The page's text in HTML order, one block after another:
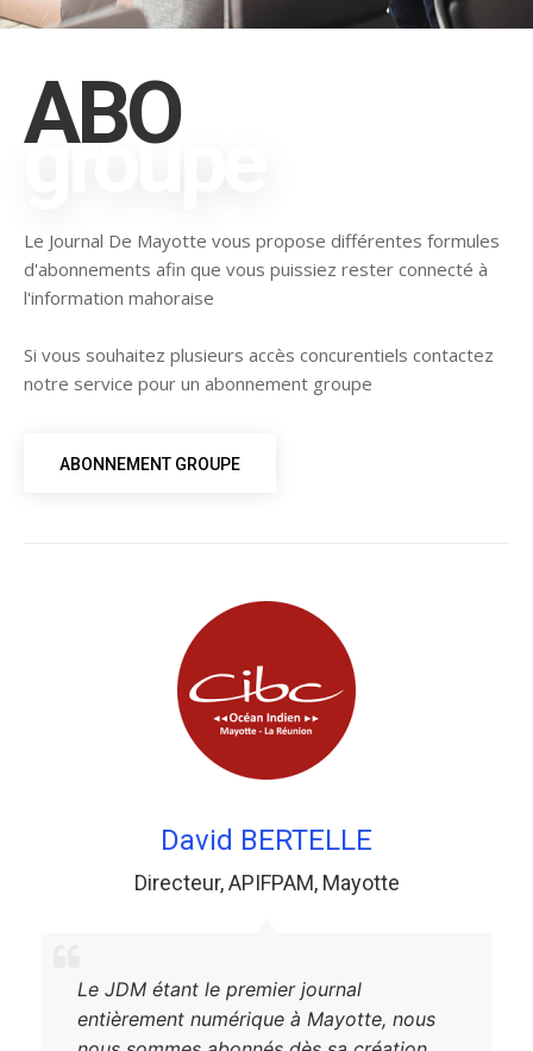
ABO
groupe
Le Journal De Mayotte vous propose différentes formules
d'abonnements afin que vous puissiez rester connecté à
l'information mahoraise
Si vous souhaitez plusieurs accès concurentiels contactez
notre service pour un abonnement groupe
ABONNEMENT GROUPE
David BERTELLE
Directeur,APIFPAM, Mayotte
Le JDM étant le premier journal
entièrement numérique à Mayotte, nous